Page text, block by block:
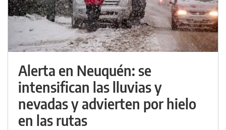
Alerta en Neuquén: se
intensifican las lluvias y
nevadas y advierten por hielo
en las rutas